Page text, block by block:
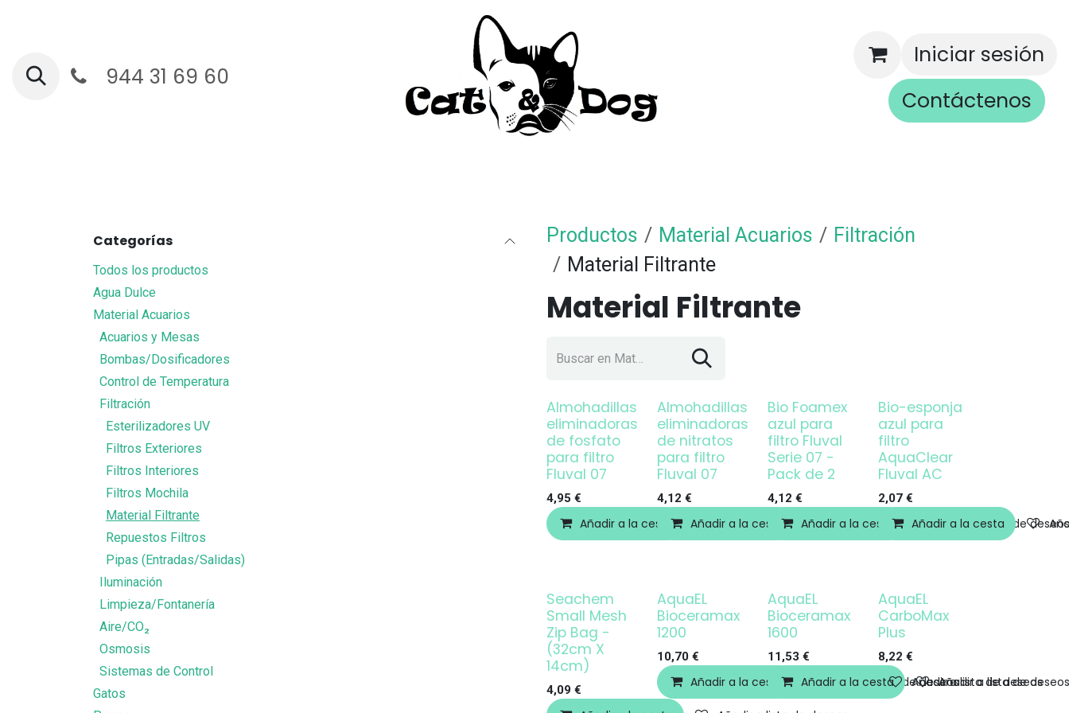
944 31 69 60
Iniciar sesión
Contáctenos
Categorías
Todos los productos
Agua Dulce
Material Acuarios
Acuarios y Mesas
Bombas/Dosificadores
Control de Temperatura
Filtración
Esterilizadores UV
Filtros Exteriores
Filtros Interiores
Filtros Mochila
Material Filtrante
Repuestos Filtros
Pipas (Entradas/Salidas)
Iluminación
Limpieza/Fontanería
Aire/CO₂
Osmosis
Sistemas de Control
Gatos
Productos Material Acuarios
Filtración
Material Filtrante
Material Filtrante
Almohadillas
eliminadoras
de fosfato
para filtro
Fluval 07
4,95 €
Añadir a la cesta Añadir a lista de deseos
Almohadillas
eliminadoras
de nitratos
para filtro
Fluval 07
4,12 €
Añadir a la cesta Añadir a lista de deseos
Bio Foamex
azul para
filtro Fluval
Serie 07 -
Pack de 2
4,12 €
Añadir a la cesta Añadir a lista de deseos
Bio-esponja
azul para
filtro
AquaClear
Fluval AC
2,07€
Añadir a la cesta
Seachem
Small Mesh
Zip Bag -
(32cm X
14cm)
4,09 €
AquaEL
Bioceramax
1200
10,70€
Añadir a la cesta Añadir a lista de deseos
AquaEL
Bioceramax
1600
11,53 €
Añadir a la cesta Añadir a lista de deseos
Agotado
AquaEL
CarboMax
Plus
8,22 €
Añadir a lista de deseos